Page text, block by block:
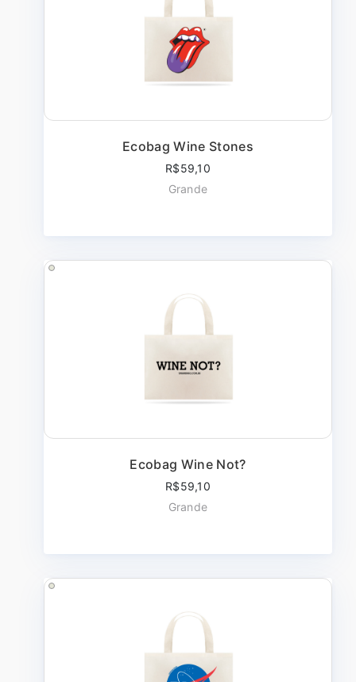
Ecobag Wine Stones
R$59,10
Grande
Ecobag Wine Not?
R$59,10
Grande